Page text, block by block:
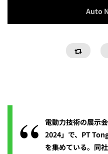
Auto
電動力技術の展示
2024」で、PT
を集めている。同